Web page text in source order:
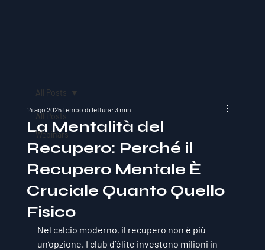
All Posts
Webinars
All Posts
La Mentalità del
Recupero: Perché il
Recupero Mentale È
Cruciale Quanto Quello
Fisico
14 ago 2025Tempo di lettura: 3 min
Nel calcio moderno, il recupero non è più
un’opzione. I club d’élite investono milioni in